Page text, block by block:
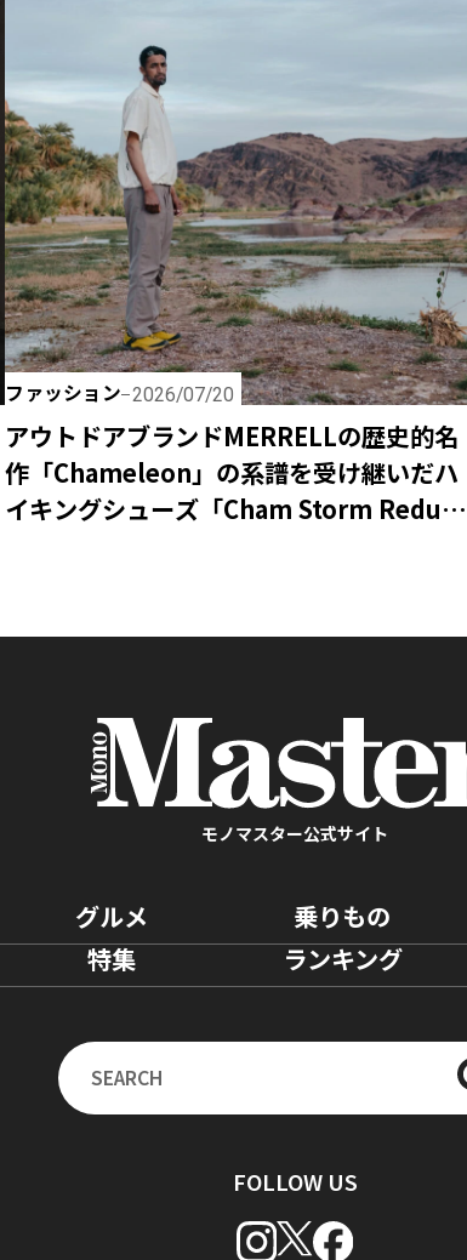
ファッション 2026/07/20
アウトドアブランドMERRELLの歴史的名
作「Chameleon」の系譜を受け継いだハ
イキングシューズ「Cham Storm Redux
モノマスター公式サイト
グルメ 乗りもの
特集 ランキング
FOLLOW US